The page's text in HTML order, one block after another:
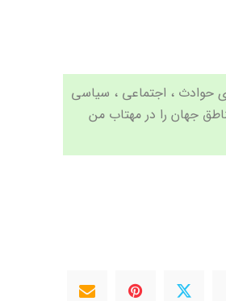
۲۴ ساعته در بخش های حوادث ، اجتماعی ، سیاسی
جهان را در مهتاب من